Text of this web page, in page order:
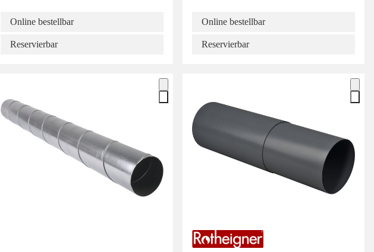
Online bestellbar
Reservierbar
Online bestellbar
Reservierbar